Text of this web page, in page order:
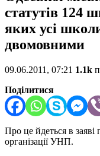
статутів 124
яких усі
двомовними
09.06.2011, 07:21 1.1k
Поділитися
Про це йдеться в заяві
організації УНП.